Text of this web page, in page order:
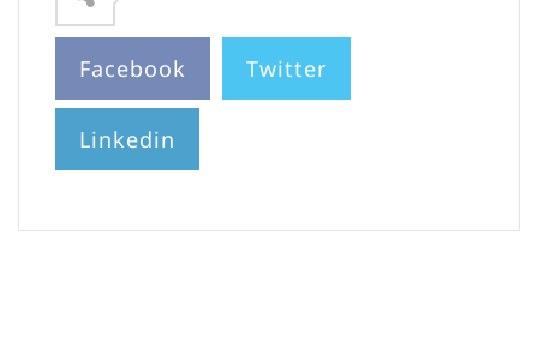
Facebook Twitter
Linkedin